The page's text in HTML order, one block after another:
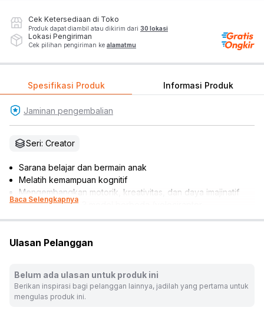
Cek Ketersediaan di Toko
Produk dapat diambil atau dikirim dari 30 lokasi
Lokasi Pengiriman
Cek pilihan pengiriman ke alamatmu
Spesifikasi Produk Informasi Produk
Jaminan pengembalian
Seri: Creator
Sarana belajar dan bermain anak
Melatih kemampuan kognitif
Mengembangkan motorik, kreativitas, dan daya imajinatif
Dapat membuat 3 model berbeda (velociraptor,
stegosaurus, atau pterosaurus)
tubuh dapat digerakkan
Stegosaurus dengan ekor, kepala, dan kaki yang dapat
digerakkan
Pterosaurus dilengkapi tengkorak, tulang rusuk, dan telur
Baca Selengkapnya
Ulasan Pelanggan
Belum ada ulasan untuk produk ini
Berikan inspirasi bagi pelanggan lainnya, jadilah yang pertama untuk
mengulas produk ini.